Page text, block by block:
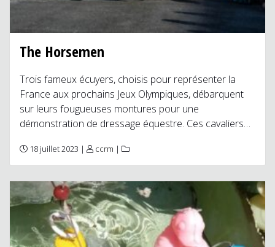
The Horsemen
Trois fameux écuyers, choisis pour représenter la
France aux prochains Jeux Olympiques, débarquent
sur leurs fougueuses montures pour une
démonstration de dressage équestre. Ces cavaliers…
18 juillet 2023 | ccrm |